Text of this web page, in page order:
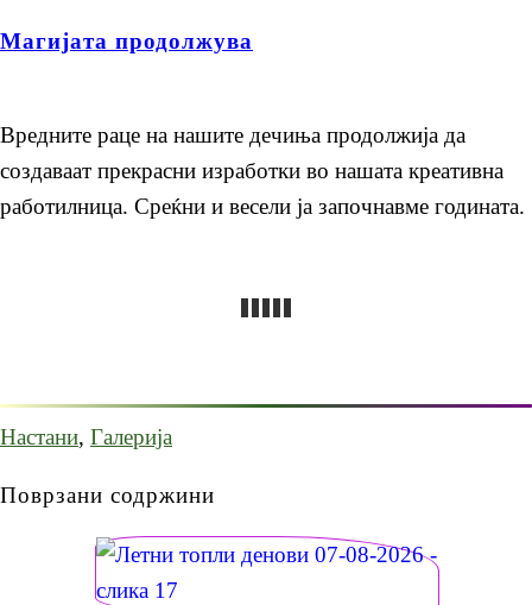
Магијата продолжува
Вредните раце на нашите дечиња продолжија да
создаваат прекрасни изработки во нашата креативна
работилница. Среќни и весели ја започнавме годината.
Настани, Галерија
Поврзани содржини